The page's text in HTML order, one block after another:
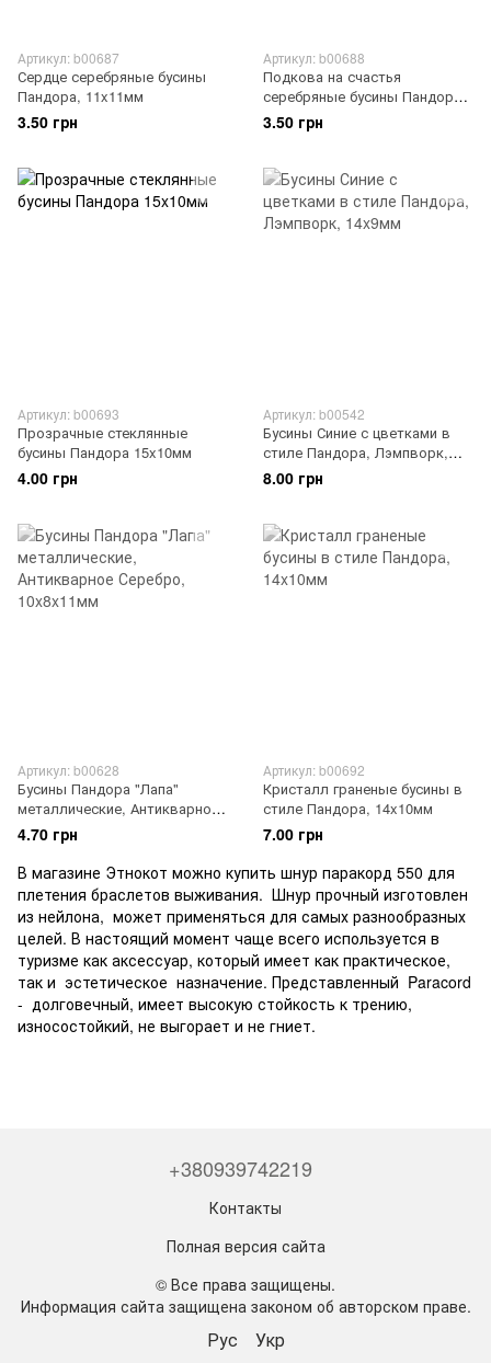
Артикул: b00687
Сердце серебряные бусины
Пандора, 11x11мм
3.50 грн
Артикул: b00688
Подкова на счастья
серебряные бусины Пандора,
11x9мм
3.50 грн
Артикул: b00693
Прозрачные стеклянные
бусины Пандора 15x10мм
4.00 грн
Артикул: b00542
Бусины Синие с цветками в
стиле Пандора, Лэмпворк,
14x9мм
8.00 грн
Артикул: b00628
Бусины Пандора "Лапа"
металлические, Антикварное
Серебро, 10x8x11мм
4.70 грн
Артикул: b00692
Кристалл граненые бусины в
стиле Пандора, 14x10мм
7.00 грн
В магазине Этнокот можно купить шнур паракорд 550 для
плетения браслетов выживания. Шнур прочный изготовлен
из нейлона, может применяться для самых разнообразных
целей. В настоящий момент чаще всего используется в
туризме как аксессуар, который имеет как практическое,
так и эстетическое назначение. Представленный Paracord
- долговечный, имеет высокую стойкость к трению,
износостойкий, не выгорает и не гниет.
+380939742219
Контакты
Полная версия сайта
© Все права защищены.
Информация сайта защищена законом об авторском праве.
Рус Укр